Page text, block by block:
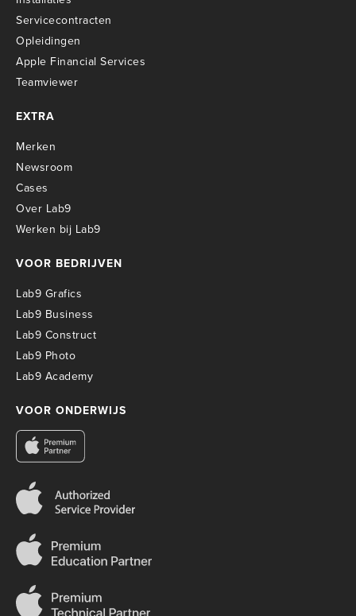
Servicecontracten
Opleidingen
Apple Financial Services
Teamviewer
EXTRA
Merken
Newsroom
Cases
Over Lab9
Werken bij Lab9
VOOR BEDRIJVEN
Lab9 Grafics
Lab9 Business
Lab9 Construct
Lab9 Photo
Lab9 Academy
VOOR ONDERWIJS